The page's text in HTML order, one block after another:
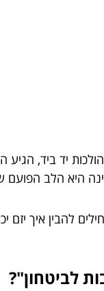
יד ביד,
היא הלב
להבין איך
לביטחון"?